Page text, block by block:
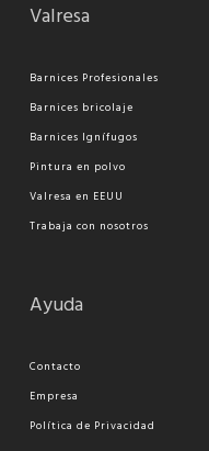
Valresa
Barnices Profesionales
Barnices bricolaje
Barnices Ignífugos
Pintura en polvo
Valresa en EEUU
Trabaja con nosotros
Ayuda
Contacto
Empresa
Política de Privacidad